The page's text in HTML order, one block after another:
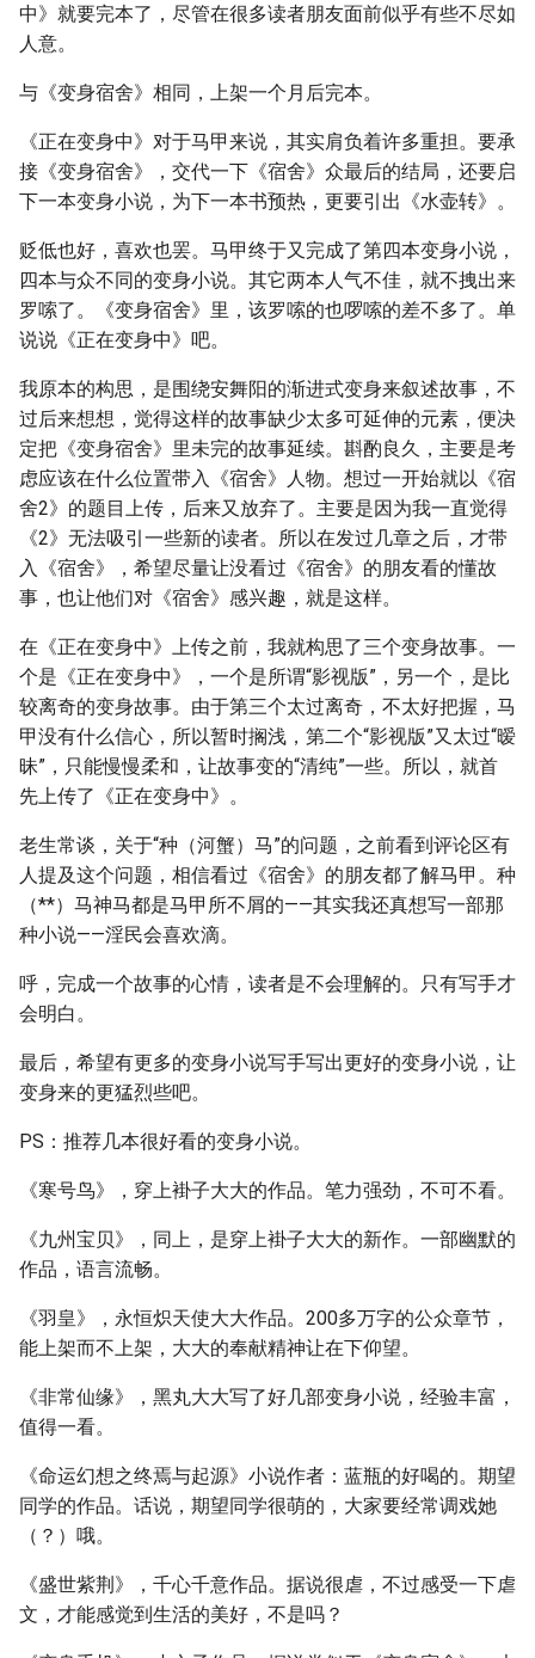
中》就要完本了，尽管在很多读者朋友面前似乎有些不尽如
人意。
与《变身宿舍》相同，上架一个月后完本。
《正在变身中》对于马甲来说，其实肩负着许多重担。要承
接《变身宿舍》，交代一下《宿舍》众最后的结局，还要启
下一本变身小说，为下一本书预热，更要引出《水壶转》。
贬低也好，喜欢也罢。马甲终于又完成了第四本变身小说，
四本与众不同的变身小说。其它两本人气不佳，就不拽出来
罗嗦了。《变身宿舍》里，该罗嗦的也啰嗦的差不多了。单
说说《正在变身中》吧。
我原本的构思，是围绕安舞阳的渐进式变身来叙述故事，不
过后来想想，觉得这样的故事缺少太多可延伸的元素，便决
定把《变身宿舍》里未完的故事延续。斟酌良久，主要是考
虑应该在什么位置带入《宿舍》人物。想过一开始就以《宿
舍2》的题目上传，后来又放弃了。主要是因为我一直觉得
《2》无法吸引一些新的读者。所以在发过几章之后，才带
入《宿舍》，希望尽量让没看过《宿舍》的朋友看的懂故
事，也让他们对《宿舍》感兴趣，就是这样。
在《正在变身中》上传之前，我就构思了三个变身故事。一
个是《正在变身中》，一个是所谓“影视版”，另一个，是比
较离奇的变身故事。由于第三个太过离奇，不太好把握，马
甲没有什么信心，所以暂时搁浅，第二个“影视版”又太过“暧
昧”，只能慢慢柔和，让故事变的“清纯”一些。所以，就首
先上传了《正在变身中》。
老生常谈，关于“种（河蟹）马”的问题，之前看到评论区有
人提及这个问题，相信看过《宿舍》的朋友都了解马甲。种
（**）马神马都是马甲所不屑的——其实我还真想写一部那
种小说——淫民会喜欢滴。
呼，完成一个故事的心情，读者是不会理解的。只有写手才
会明白。
最后，希望有更多的变身小说写手写出更好的变身小说，让
变身来的更猛烈些吧。
PS：推荐几本很好看的变身小说。
《寒号鸟》，穿上褂子大大的作品。笔力强劲，不可不看。
《九州宝贝》，同上，是穿上褂子大大的新作。一部幽默的
作品，语言流畅。
《羽皇》，永恒炽天使大大作品。200多万字的公众章节，
能上架而不上架，大大的奉献精神让在下仰望。
《非常仙缘》，黑丸大大写了好几部变身小说，经验丰富，
值得一看。
《命运幻想之终焉与起源》小说作者：蓝瓶的好喝的。期望
同学的作品。话说，期望同学很萌的，大家要经常调戏她
（？）哦。
《盛世紫荆》，千心千意作品。据说很虐，不过感受一下虐
文，才能感觉到生活的美好，不是吗？